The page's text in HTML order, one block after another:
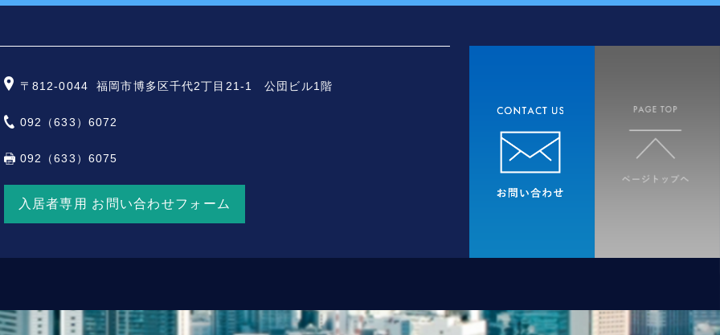
〒812-0044 福岡市博多区千代2丁目21-1 公団ビル1階
092（633）6072
092（633）6075
入居者専用 お問い合わせフォーム